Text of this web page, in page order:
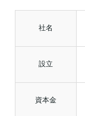
社名
設立
資本金